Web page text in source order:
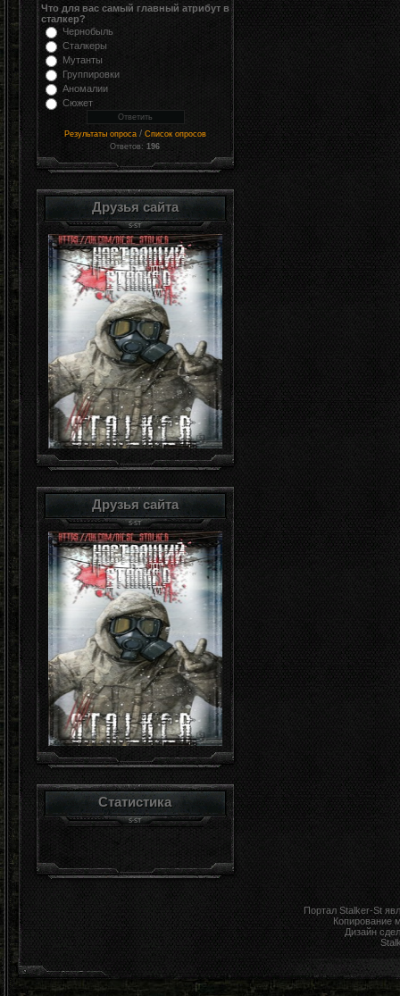
Что для вас самый главный атрибут в
сталкер?
Чернобыль
Сталкеры
Мутанты
Группировки
Аномалии
Сюжет
Результаты опроса / Список опросов
Ответов:196
Друзья сайта
Друзья сайта
Статистика
Портал Stalker-St
Копирование
Дизайн